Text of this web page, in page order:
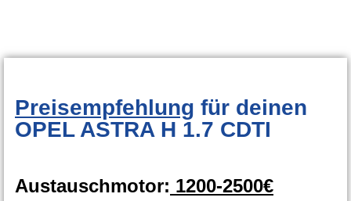
Preisempfehlung für deinen
OPEL ASTRA H 1.7 CDTI
Austauschmotor: 1200-2500€